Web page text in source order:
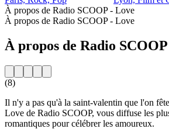
À propos de Radio SCOOP - Love
À propos de Radio SCOOP - Love
À propos de Radio
(8)
Il n'y a pas qu'à la saint-valentin que l'on
Love de Radio SCOOP, vous diffuse les
romantiques pour célébrer les amoureux.